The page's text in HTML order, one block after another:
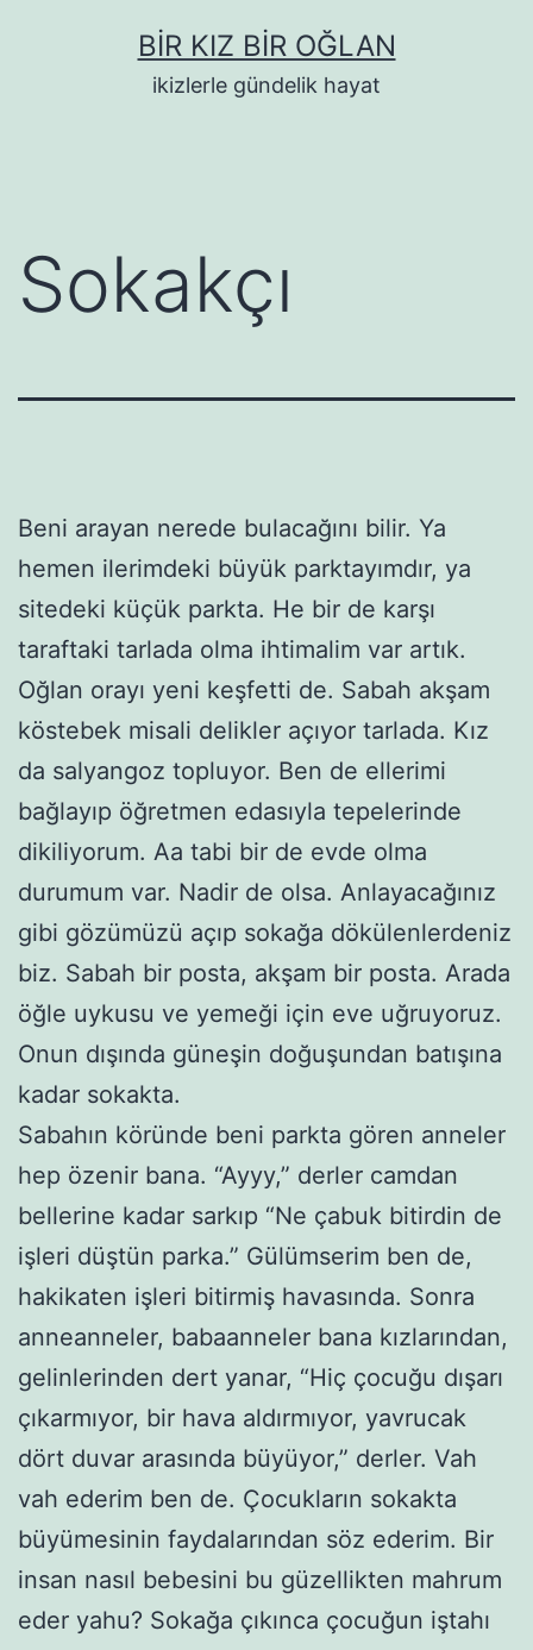
BIR KIZ BIR OĞLAN
ikizlerle gündelik hayat
Sokakçı
Beni arayan nerede bulacağını bilir. Ya
hemen ilerimdeki büyük parktayımdır, ya
sitedeki küçük parkta. He bir de karşı
taraftaki tarlada olma ihtimalim var artık.
Oğlan orayı yeni keşfetti de. Sabah akşam
köstebek misali delikler açıyor tarlada. Kız
da salyangoz topluyor. Ben de ellerimi
bağlayıp öğretmen edasıyla tepelerinde
dikiliyorum. Aa tabi bir de evde olma
durumum var. Nadir de olsa. Anlayacağınız
gibi gözümüzü açıp sokağa dökülenlerdeniz
biz. Sabah bir posta, akşam bir posta. Arada
öğle uykusu ve yemeği için eve uğruyoruz.
Onun dışında güneşin doğuşundan batışına
kadar sokakta.
Sabahın köründe beni parkta gören anneler
hep özenir bana. “Ayyy,” derler camdan
bellerine kadar sarkıp “Ne çabuk bitirdin de
işleri düştün parka.” Gülümserim ben de,
hakikaten işleri bitirmiş havasında. Sonra
anneanneler, babaanneler bana kızlarından,
gelinlerinden dert yanar, “Hiç çocuğu dışarı
çıkarmıyor, bir hava aldırmıyor, yavrucak
dört duvar arasında büyüyor,” derler. Vah
vah ederim ben de. Çocukların sokakta
büyümesinin faydalarından söz ederim. Bir
insan nasıl bebesini bu güzellikten mahrum
eder yahu? Sokağa çıkınca çocuğun iştahı